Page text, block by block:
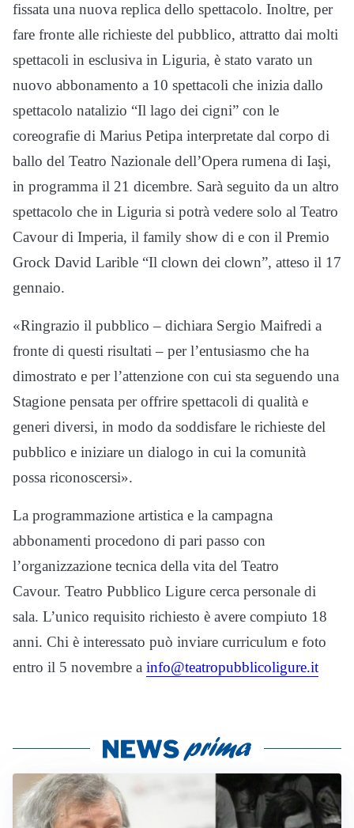
fissata una nuova replica dello spettacolo. Inoltre, per
fare fronte alle richieste del pubblico, attratto dai molti
spettacoli in esclusiva in Liguria, è stato varato un
nuovo abbonamento a 10 spettacoli che inizia dallo
spettacolo natalizio “Il lago dei cigni” con le
coreografie di Marius Petipa interpretate dal corpo di
ballo del Teatro Nazionale dell’Opera rumena di Iaşi,
in programma il 21 dicembre. Sarà seguito da un altro
spettacolo che in Liguria si potrà vedere solo al Teatro
Cavour di Imperia, il family show di e con il Premio
Grock David Larible “Il clown dei clown”, atteso il 17
gennaio.
«Ringrazio il pubblico – dichiara Sergio Maifredi a
fronte di questi risultati – per l’entusiasmo che ha
dimostrato e per l’attenzione con cui sta seguendo una
Stagione pensata per offrire spettacoli di qualità e
generi diversi, in modo da soddisfare le richieste del
pubblico e iniziare un dialogo in cui la comunità
possa riconoscersi».
La programmazione artistica e la campagna
abbonamenti procedono di pari passo con
l’organizzazione tecnica della vita del Teatro
Cavour. Teatro Pubblico Ligure cerca personale di
sala. L’unico requisito richiesto è avere compiuto 18
anni. Chi è interessato può inviare curriculum e foto
entro il 5 novembre a info@teatropubblicoligure.it